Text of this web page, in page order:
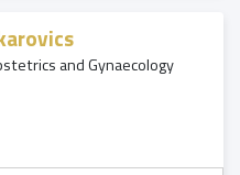
and Gynaecology